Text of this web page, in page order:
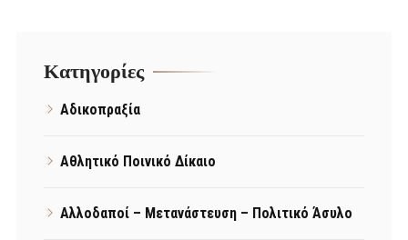
Kατηγορίες
Αδικοπραξία
Αθλητικό Ποινικό Δίκαιο
Αλλοδαποί – Μετανάστευση – Πολιτικό Άσυλο